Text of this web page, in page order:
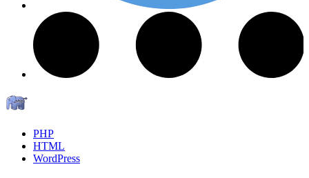
PHP
HTML
WordPress